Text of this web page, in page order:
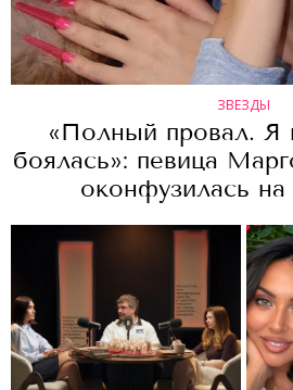
ЗВЕЗДЫ
«Полный провал. Я
боялась»: певица
оконфузилась